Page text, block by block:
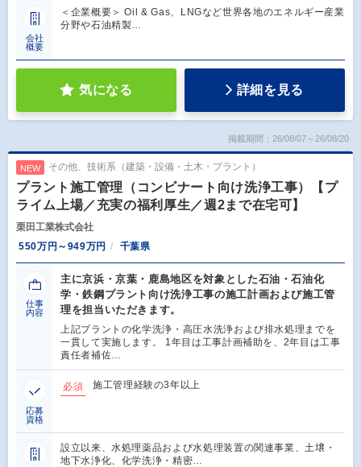
会社
概要
＜企業概要＞ Oil & Gas、LNGなど世界各地のエネルギー産業
分野や石油精製…
気になる 詳細を見る
掲載期間：26/08/07～26/08/20
NEW その他、技術系（建築・設備・土木・プラント）
プラント施工管理（コンビナート向け洗浄工事）【プ
ライム上場／充実の福利厚生／週2まで在宅可】
栗田工業株式会社
550万円～949万円
千葉県
仕事
内容
主に京浜・京葉・鹿島地区を対象とした石油・石油化
学・鉄鋼プラント向け洗浄工事の施工計画および施工管
理を担当いただきます。
上記プラントの化学洗浄・高圧水洗浄および排水処理までを
一貫して実施します。 1年目は工事計画補助を、2年目は工事
責任者補佐…
応募
資格
必須 施工管理経験の3年以上
設立以来、水処理薬品および水処理装置の関連事業、土壌・
地下水浄化、化学洗浄・精密…